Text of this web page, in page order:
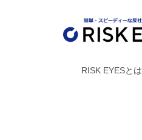
RISK EYESとは